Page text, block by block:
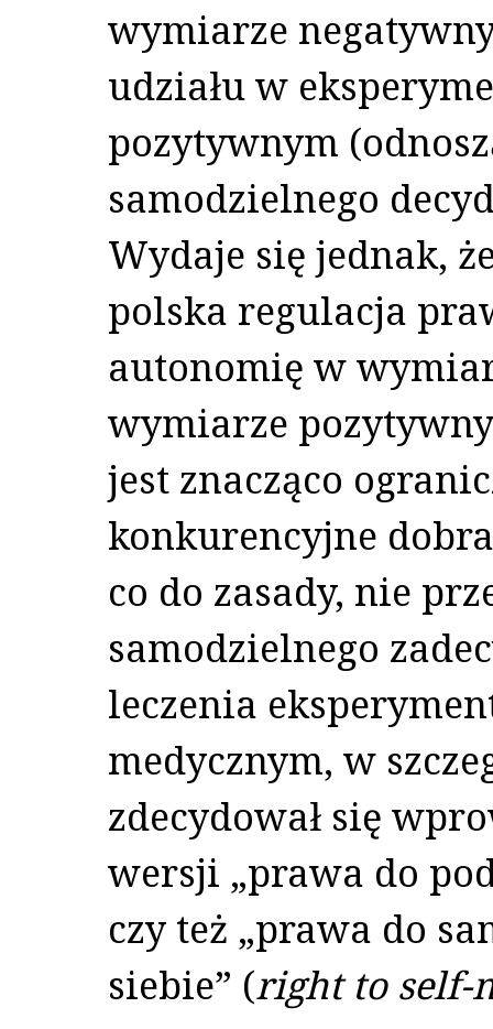
wymiarze
udziału w
pozytywnym
samodzielnego
Wydaje się jednak,
polska regulacja
autonomię w
wymiarze
jest znacząco
konkurencyjne
co do zasady, nie
samodzielnego
leczenia
medycznym, w
zdecydował się
wersji „prawa do
czy też „prawa do
siebie” (right to self-